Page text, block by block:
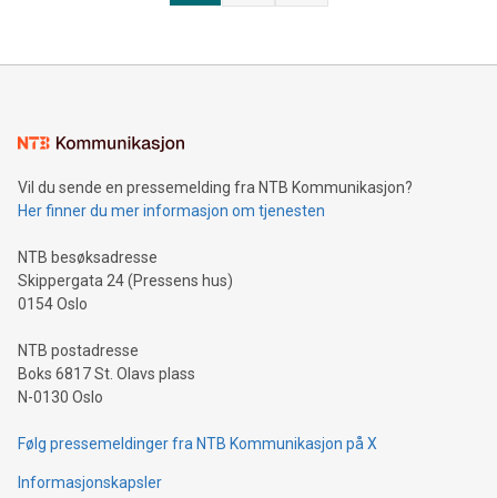
Vil du sende en pressemelding fra NTB Kommunikasjon?
Her finner du mer informasjon om tjenesten
NTB besøksadresse
Skippergata 24 (Pressens hus)
0154 Oslo
NTB postadresse
Boks 6817 St. Olavs plass
N-0130 Oslo
Følg pressemeldinger fra NTB Kommunikasjon på X
Informasjonskapsler